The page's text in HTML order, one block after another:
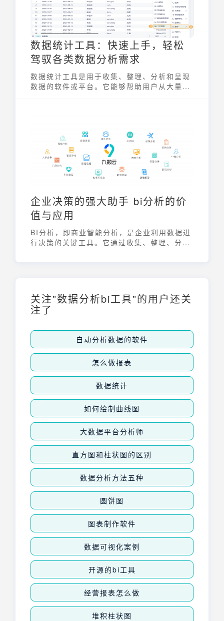
数据统计工具：快速上手，轻松
驾驭各类数据分析需求
数据统计工具是用于收集、整理、分析和呈现
数据的软件或平台。它能够帮助用户从大量数
企业决策的强大助手 bi分析的价
值与应用
BI分析，即商业智能分析，是企业利用数据进
行决策的关键工具。它通过收集、整理、分析
市场动态，发现潜在的增长机会，并及时调整
经营策略，从而在激烈的市场竞争中保持领先
地位。
关注"数据分析bi工具"的用户还关
注了
自动分析数据的软件
怎么做报表
数据统计
如何绘制曲线图
大数据平台分析师
直方图和柱状图的区别
数据分析方法五种
圆饼图
图表制作软件
数据可视化案例
开源的bi工具
经营报表怎么做
堆积柱状图